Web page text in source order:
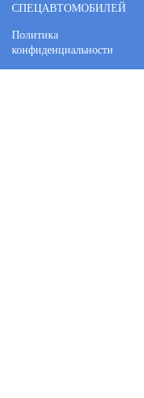
СПЕЦАВТОМОБИЛЕЙ
Политика
конфиденциальности